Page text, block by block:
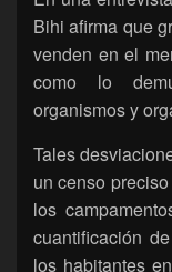
Bihi afirma que
venden en el
como lo
organismos y
Tales
un censo
los
cuantificación
los habitantes